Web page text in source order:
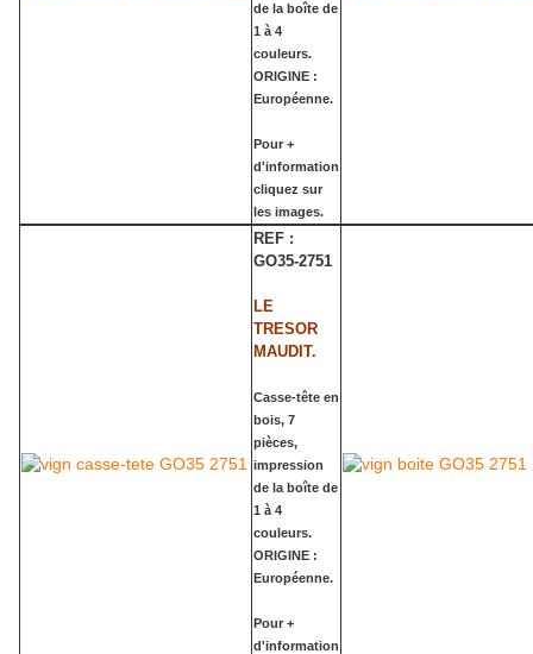
de la boîte de
1 à 4
couleurs.
ORIGINE :
Européenne.
Pour +
d'information
cliquez sur
les images.
REF :
GO35-2751
LE
TRESOR
MAUDIT.
Casse-tête en
bois, 7
pièces,
impression
de la boîte de
1 à 4
couleurs.
ORIGINE :
Européenne.
Pour +
d'information